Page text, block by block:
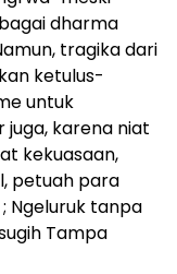
dharma
tragika dari
ketulus-
untuk
karena niat
kekuasaan,
petuah para
Ngeluruk tanpa
Tampa